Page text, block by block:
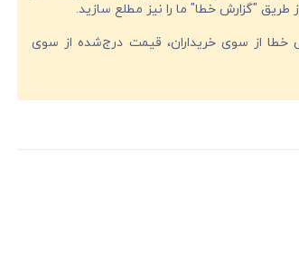
طریق "گزارش خطا" ما را نیز مطلع سازید.
دریافت 4 گزارش خطا از سوی خریداران، قیمت درج‌شده از سوی